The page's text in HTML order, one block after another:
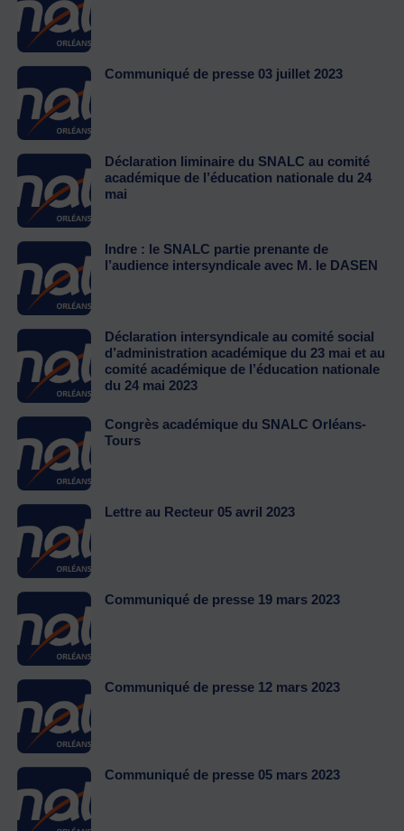
Communiqué de presse 03 juillet 2023
Déclaration liminaire du SNALC au comité
académique de l’éducation nationale du 24
mai
Indre : le SNALC partie prenante de
l’audience intersyndicale avec M. le DASEN
Déclaration intersyndicale au comité social
d’administration académique du 23 mai et au
comité académique de l’éducation nationale
du 24 mai 2023
Congrès académique du SNALC Orléans-
Tours
Lettre au Recteur 05 avril 2023
Communiqué de presse 19 mars 2023
Communiqué de presse 12 mars 2023
Communiqué de presse 05 mars 2023